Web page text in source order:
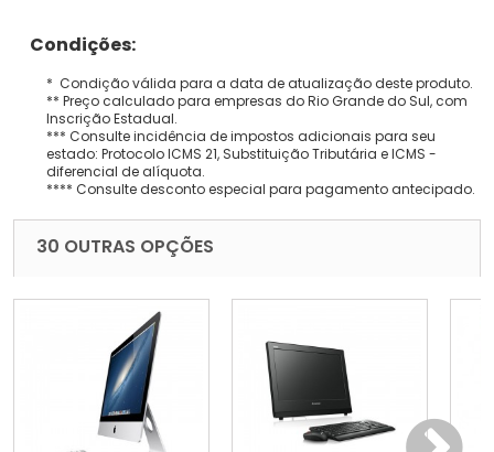
Condições:
* Condição válida para a data de atualização deste produto.
** Preço calculado para empresas do Rio Grande do Sul, com
Inscrição Estadual.
*** Consulte incidência de impostos adicionais para seu
estado: Protocolo ICMS 21, Substituição Tributária e ICMS -
diferencial de alíquota.
**** Consulte desconto especial para pagamento antecipado.
30 OUTRAS OPÇÕES